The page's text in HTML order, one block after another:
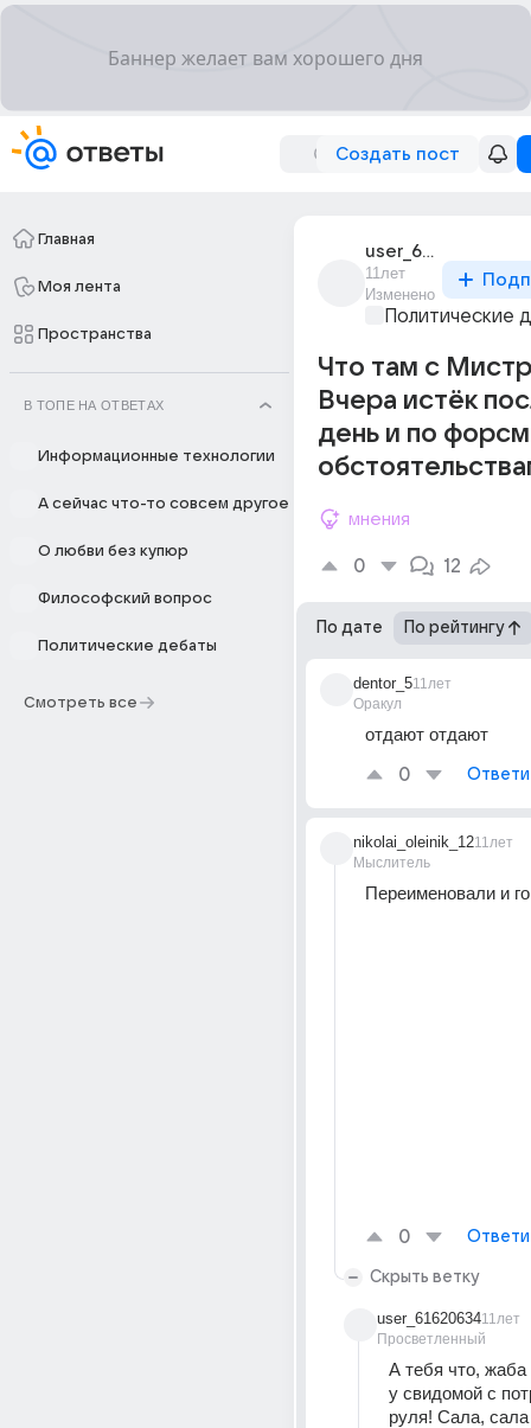
Создать пост
Главная
Моя лента
Пространства
В ТОПЕ НА ОТВЕТАХ
Информационные технологии
А сейчас что-то совсем другое
О любви без купюр
Философский вопрос
Политические дебаты
Смотреть все
user_61620634
11лет
Изменено
Политические
Что там с
Вчера истёк
день и по
мнения
0 12
По дате По рейтингу
dentor_5
Оракул
11лет
отдают отдают
0
nikolai_oleinik_12
Мыслитель
11лет
Переименовали и
0
Скрыть ветку
user_61620634
Просветленный
11лет
А тебя что,
у свидомой с
руля! Сала,